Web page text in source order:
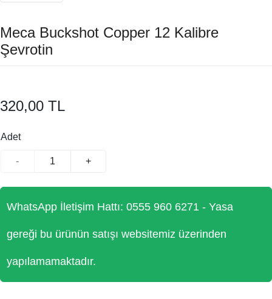
Meca Buckshot Copper 12 Kalibre
Şevrotin
320,00 TL
Adet
- +
WhatsApp İletişim Hattı: 0555 960 6271 - Yasa
gereği bu ürünün satışı websitemiz üzerinden
yapılamamaktadır.